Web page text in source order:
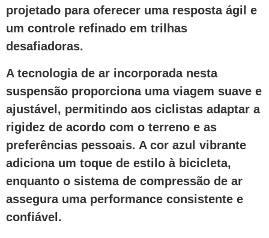
projetado para oferecer uma resposta ágil e
um controle refinado em trilhas
desafiadoras.
A tecnologia de ar incorporada nesta
suspensão proporciona uma viagem suave e
ajustável, permitindo aos ciclistas adaptar a
rigidez de acordo com o terreno e as
preferências pessoais. A cor azul vibrante
adiciona um toque de estilo à bicicleta,
enquanto o sistema de compressão de ar
assegura uma performance consistente e
confiável.